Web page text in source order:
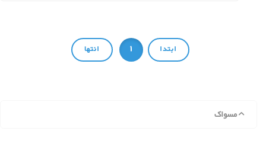
1
مسواک